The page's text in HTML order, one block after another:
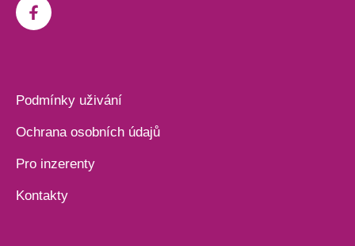
Podmínky uživání
Ochrana osobních údajů
Pro inzerenty
Kontakty